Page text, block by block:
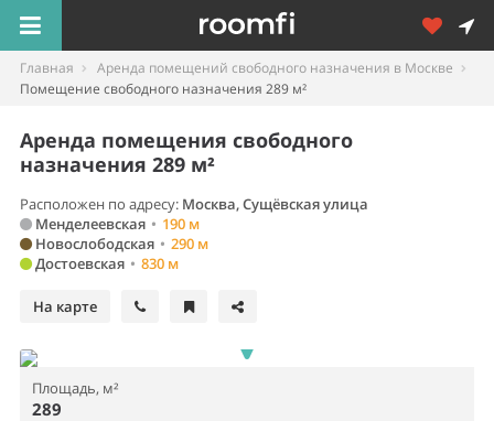
Главная
Аренда помещений свободного назначения в Москве
Помещение свободного назначения 289 м²
Аренда помещения свободного
назначения 289 м²
Расположен по адресу: Москва, Сущёвская улица
Менделеевская • 190 м
Новослободская • 290 м
Достоевская • 830 м
На карте
Площадь, м²
289